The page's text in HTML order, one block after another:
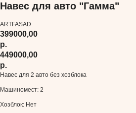
Навес для авто "Гамма"
ARTFASAD
399000,00
р.
449000,00
р.
Навес для 2 авто без хозблока
Машиномест: 2
Хозблок: Нет